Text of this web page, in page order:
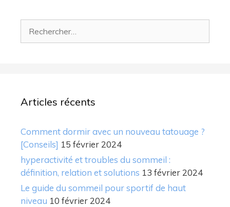
Articles récents
Comment dormir avec un nouveau tatouage ?
[Conseils] 15 février 2024
hyperactivité et troubles du sommeil :
définition, relation et solutions 13 février 2024
Le guide du sommeil pour sportif de haut
niveau 10 février 2024